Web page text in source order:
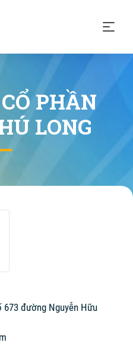
PHẦN
LONG
673 đường Nguyễn Hữu